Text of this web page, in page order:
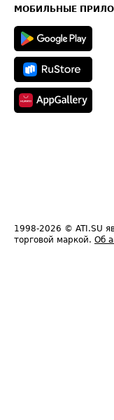
Техническая информация
МОБИЛЬНЫЕ
1998-2026 © ATI.SU
торговой маркой. Об